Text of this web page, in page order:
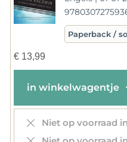
Paperback /
€13,99
in winkelwagentje
Niet op voorraad